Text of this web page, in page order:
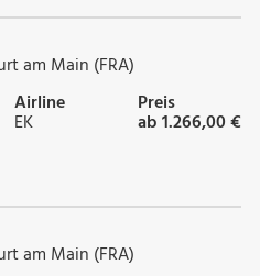
am Main (FRA)
Airline
EK
Preis
ab 1.266,00 €
am Main (FRA)